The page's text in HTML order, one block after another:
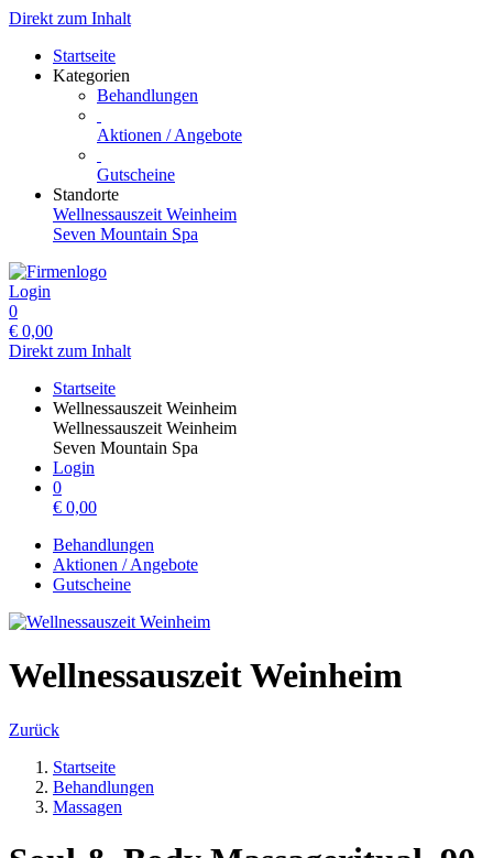
Direkt zum Inhalt
Startseite
Kategorien
Behandlungen
Aktionen / Angebote
Gutscheine
Standorte
Wellnessauszeit Weinheim
Seven Mountain Spa
Login
0
€ 0,00
Direkt zum Inhalt
Startseite
Wellnessauszeit Weinheim
Wellnessauszeit Weinheim
Seven Mountain Spa
Login
0
€ 0,00
Behandlungen
Aktionen / Angebote
Gutscheine
Wellnessauszeit Weinheim
Zurück
Startseite
Behandlungen
Massagen